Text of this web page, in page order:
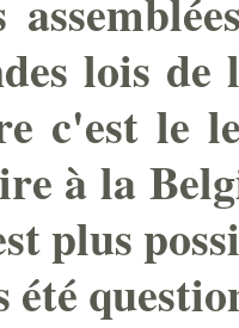
lois
c'est le
à la
plus